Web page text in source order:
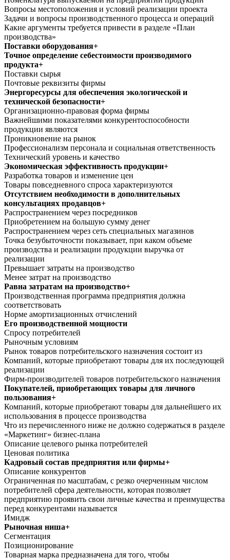
Вопросы местоположения и условий реализации проекта
Задачи и вопросы производственного процесса и операций
Какие аргументы требуется привести в разделе «План
производства»
Поставки оборудования+
Точное определение себестоимости производимого
продукта+
Поставки сырья
Почтовые реквизиты фирмы
Энергоресурсы для обеспечения экологической и
технической безопасности+
Организационно-правовая форма фирмы
Важнейшими показателями конкурентоспособности
продукции являются
Проникновение на рынок
Профессионализм персонала и социальная ответственность
Технический уровень и качество
Экономическая эффективность продукции+
Разработка товаров и изменение цен
Товары повседневного спроса характеризуются
Отсутствием необходимости в дополнительных
консультациях продавцов+
Распространением через посредников
Приобретением на большую сумму денег
Распространением через сеть специальных магазинов
Точка безубыточности показывает, при каком объеме
производства и реализации продукции выручка от
реализации
Превышает затраты на производство
Менее затрат на производство
Равна затратам на производство+
Производственная программа предприятия должна
соответствовать
Норме амортизационных отчислений
Его производственной мощности
Спросу потребителей
Рыночным условиям
Рынок товаров потребительского назначения состоит из
Компаний, которые приобретают товары для их последующей
реализации
Фирм-производителей товаров потребительского назначения
Покупателей, приобретающих товары для личного
пользования+
Компаний, которые приобретают товары для дальнейшего их
использования в процессе производства
Что из перечисленного ниже не должно содержаться в разделе
«Маркетинг» бизнес-плана
Описание целевого рынка потребителей
Ценовая политика
Кадровый состав предприятия или фирмы+
Описание конкурентов
Ограниченная по масштабам, с резко очерченным числом
потребителей сфера деятельности, которая позволяет
предприятию проявить свои личные качества и преимущества
перед конкурентами называется
Имидж
Рыночная ниша+
Сегментация
Позиционирование
Товарная марка предназначена для того, чтобы